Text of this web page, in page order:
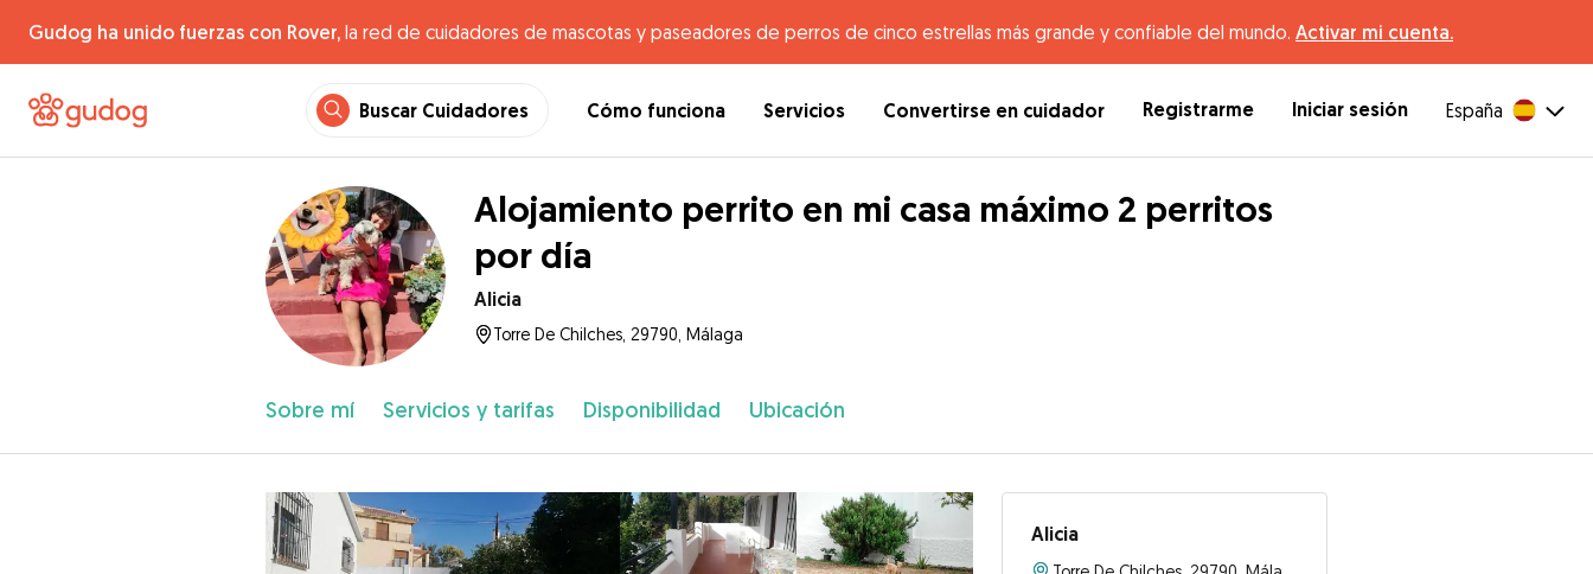
Gudog ha unido fuerzas con Rover, la red de cuidadores de mascotas y paseadores de perros de cinco estrellas más grande y confiable del mundo. Activar mi cuenta.
Buscar Cuidadores Cómo funciona Servicios Convertirse en cuidador Registrarme Iniciar sesión España
Alojamiento perrito en mi casa máximo 2 perritos
por día
Alicia
Torre De Chilches, 29790, Málaga
Sobre mí Servicios y tarifas Disponibilidad Ubicación
Alicia